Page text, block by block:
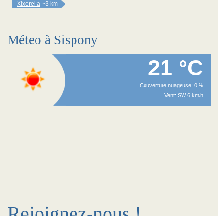
Xixerella ~3 km
Méteo à Sispony
21 °C
Couverture nuageuse: 0 %
Vent: SW 6 km/h